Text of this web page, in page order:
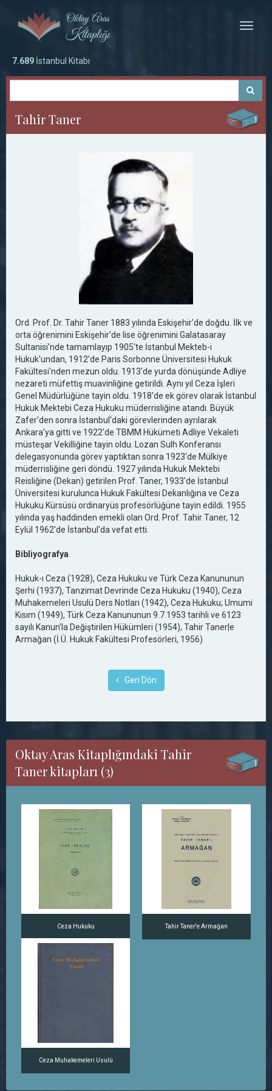
Toggle
7.689 İstanbul Kitabı
Tahir Taner
Ord. Prof. Dr. Tahir Taner 1883 yılında Eskişehir'de doğdu. İlk ve
orta öğrenimini Eskişehir'de lise öğrenimini Galatasaray
Sultanisi'nde tamamlayıp 1905'te İstanbul Mekteb-i
Hukuk'undan, 1912'de Paris Sorbonne Üniversitesi Hukuk
Fakültesi'nden mezun oldu. 1913'de yurda dönüşünde Adliye
nezareti müfettiş muavinliğine getirildi. Aynı yıl Ceza İşleri
Genel Müdürlüğüne tayin oldu. 1918'de ek görev olarak İstanbul
Hukuk Mektebi Ceza Hukuku müderrisliğine atandı. Büyük
Zafer'den sonra İstanbul'daki görevlerinden ayrılarak
Ankara'ya gitti ve 1922'de TBMM Hükümeti Adliye Vekaleti
müsteşar Vekilliğine tayin oldu. Lozan Sulh Konferansı
delegasyonunda görev yaptıktan sonra 1923'de Mülkiye
müderrisliğine geri döndü. 1927 yılında Hukuk Mektebi
Reisliğine (Dekan) getirilen Prof. Taner, 1933'de İstanbul
Üniversitesi kurulunca Hukuk Fakültesi Dekanlığına ve Ceza
Hukuku Kürsüsü ordinaryüs profesörlüğüne tayin edildi. 1955
yılında yaş haddinden emekli olan Ord. Prof. Tahir Taner, 12
Eylül 1962'de İstanbul'da vefat etti.
Bibliyografya
Hukuk-ı Ceza (1928), Ceza Hukuku ve Türk Ceza Kanununun
Şerhi (1937), Tanzimat Devrinde Ceza Hukuku (1940), Ceza
Muhakemeleri Usulü Ders Notları (1942), Ceza Hukuku; Umumi
Kısım (1949), Türk Ceza Kanununun 9.7.1953 tarihli ve 6123
sayılı Kanun'la Değiştirilen Hükümleri (1954), Tahir Taner|e
Armağan (İ.Ü. Hukuk Fakültesi Profesörleri, 1956)
Geri Dön
Oktay Aras Kitaplığındaki Tahir
Taner kitapları (3)
Ceza Hukuku Tahir Taner'e Armağan
Ceza Muhakemeleri Usulü